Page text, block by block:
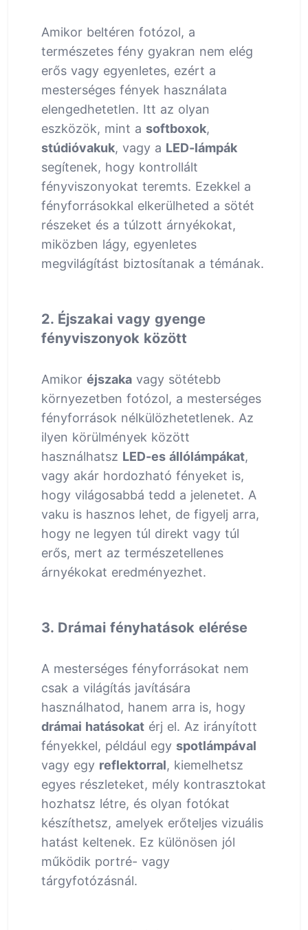
Amikor beltéren fotózol, a
természetes fény gyakran nem elég
erős vagy egyenletes, ezért a
mesterséges fények használata
elengedhetetlen. Itt az olyan
eszközök, mint a softboxok,
stúdióvakuk, vagy a LED-lámpák
segítenek, hogy kontrollált
fényviszonyokat teremts. Ezekkel a
fényforrásokkal elkerülheted a sötét
részeket és a túlzott árnyékokat,
miközben lágy, egyenletes
megvilágítást biztosítanak a témának.
2. Éjszakai vagy gyenge
fényviszonyok között
Amikor éjszaka vagy sötétebb
környezetben fotózol, a mesterséges
fényforrások nélkülözhetetlenek. Az
ilyen körülmények között
használhatsz LED-es állólámpákat,
vagy akár hordozható fényeket is,
hogy világosabbá tedd a jelenetet. A
vaku is hasznos lehet, de figyelj arra,
hogy ne legyen túl direkt vagy túl
erős, mert az természetellenes
árnyékokat eredményezhet.
3. Drámai fényhatások elérése
A mesterséges fényforrásokat nem
csak a világítás javítására
használhatod, hanem arra is, hogy
drámai hatásokat érj el. Az irányított
fényekkel, például egy spotlámpával
vagy egy reflektorral, kiemelhetsz
egyes részleteket, mély kontrasztokat
hozhatsz létre, és olyan fotókat
készíthetsz, amelyek erőteljes vizuális
hatást keltenek. Ez különösen jól
működik portré- vagy
tárgyfotózásnál.